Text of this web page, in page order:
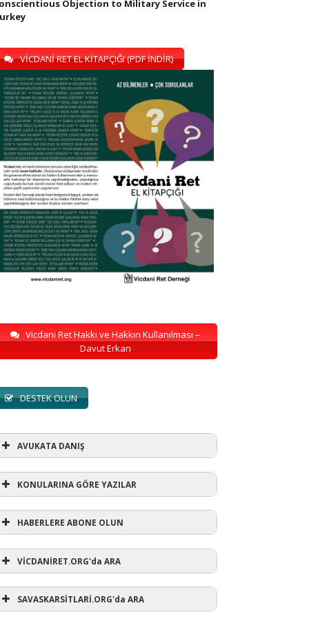
Objection to Military Service in
VİCDANİ RET EL KİTAPÇIĞI (PDF İNDİR)
Vicdani Ret Hakkı ve Hakkın Kullanılması –
Davut Erkan
DESTEK OLUN
AVUKATA DANIŞ
AVUKATA DANIŞ
KONULARINA GÖRE YAZILAR
KONULARINA GÖRE YAZILAR
(1)
ihtarı(3)
HABERLERE ABONE OLUN
VİCDANİRET.ORG'da ARA
SAVASKARSİTLARİ.ORG'da ARA